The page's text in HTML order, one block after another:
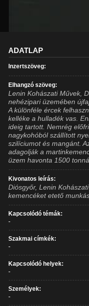
ADATLAP
Inzertszöveg:
Elhangzó szöveg:
Lenin Kohászati Művek,
nehézipari üzemében
A különféle ércek
kelléke a hulladék vas.
ideig tartott. Nemrég
nagykohóból szállított
szilíciumot és mangánt.
adagolják a
üzem havonta 1500
Kivonatos leírás:
Diósgyőr, Lenin
kemencéket etető
Kapcsolódó témák:
-
Szakmai címkék:
-
Kapcsolódó helyek:
-
Személyek:
-